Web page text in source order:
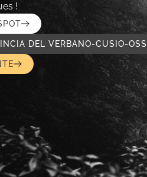
!
DEL VERBANO-CUSIO-